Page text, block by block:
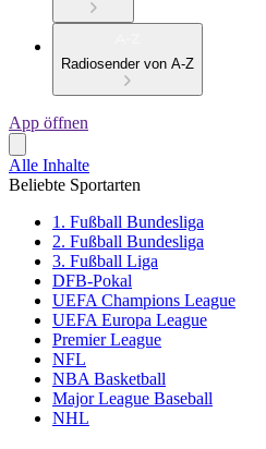
Radiosender von A-Z
App öffnen
Alle Inhalte
Beliebte Sportarten
1. Fußball Bundesliga
2. Fußball Bundesliga
3. Fußball Liga
DFB-Pokal
UEFA Champions League
UEFA Europa League
Premier League
NFL
NBA Basketball
Major League Baseball
NHL